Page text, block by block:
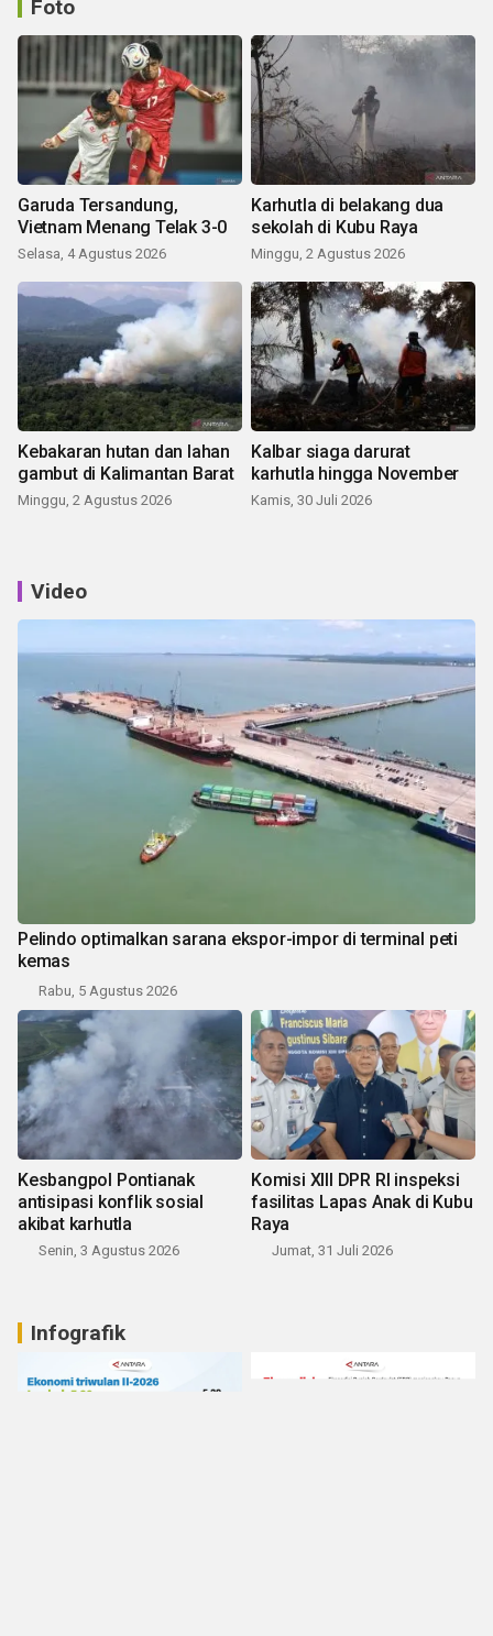
Foto
Garuda Tersandung,
Vietnam Menang Telak 3-0
Selasa, 4 Agustus 2026
Karhutla di belakang dua
sekolah di Kubu Raya
Minggu, 2 Agustus 2026
Kebakaran hutan dan lahan
gambut di Kalimantan Barat
Minggu, 2 Agustus 2026
Kalbar siaga darurat
karhutla hingga November
Kamis, 30 Juli 2026
Video
Pelindo optimalkan sarana ekspor-impor di terminal peti
kemas
Rabu, 5 Agustus 2026
Kesbangpol Pontianak
antisipasi konflik sosial
akibat karhutla
Senin, 3 Agustus 2026
Komisi XIII DPR RI inspeksi
fasilitas Lapas Anak di Kubu
Raya
Jumat, 31 Juli 2026
Infografik